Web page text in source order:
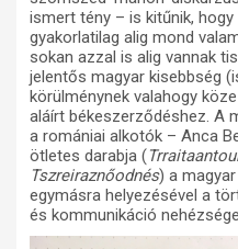
ismert tény – is kitűnik,
gyakorlatilag alig mond
sokan azzal is alig vannak
jelentős magyar kisebbség
körülménynek valahogy
aláírt békeszerződéshez. A
a romániai alkotók – Anca
ötletes darabja (
Tszreiraznőodnés) a
egymásra helyezésével a
és kommunikáció